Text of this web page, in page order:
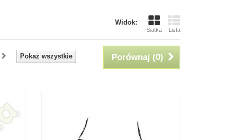
Widok:
Siatka Lista
Porównaj (0)
Pokaż wszystkie